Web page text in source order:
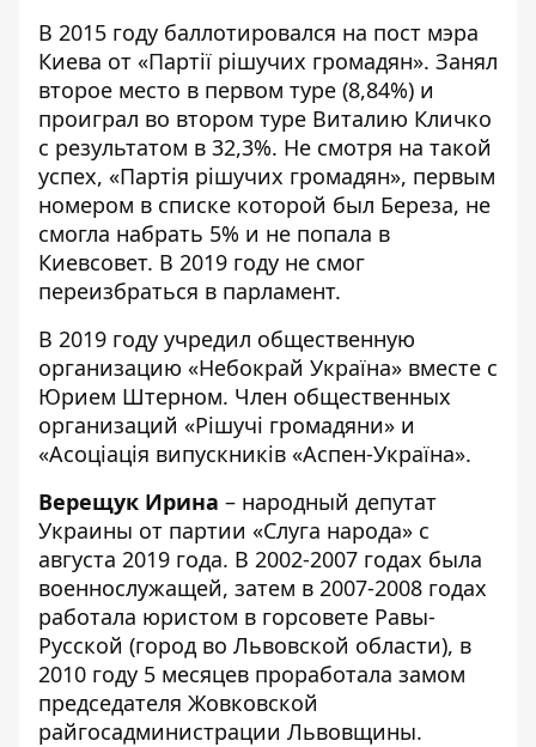
В 2015 году баллотировался на пост мэра
Киева от «Партії рішучих громадян». Занял
второе место в первом туре (8,84%) и
проиграл во втором туре Виталию Кличко
с результатом в 32,3%. Не смотря на такой
успех, «Партія рішучих громадян», первым
номером в списке которой был Береза, не
смогла набрать 5% и не попала в
Киевсовет. В 2019 году не смог
переизбраться в парламент.
В 2019 году учредил общественную
организацию «Небокрай Україна» вместе с
Юрием Штерном. Член общественных
организаций «Рішучі громадяни» и
«Асоціація випускників «Аспен-Україна».
Верещук Ирина – народный депутат
Украины от партии «Слуга народа» с
августа 2019 года. В 2002-2007 годах была
военнослужащей, затем в 2007-2008 годах
работала юристом в горсовете Равы-
Русской (город во Львовской области), в
2010 году 5 месяцев проработала замом
председателя Жовковской
райгосадминистрации Львовщины.